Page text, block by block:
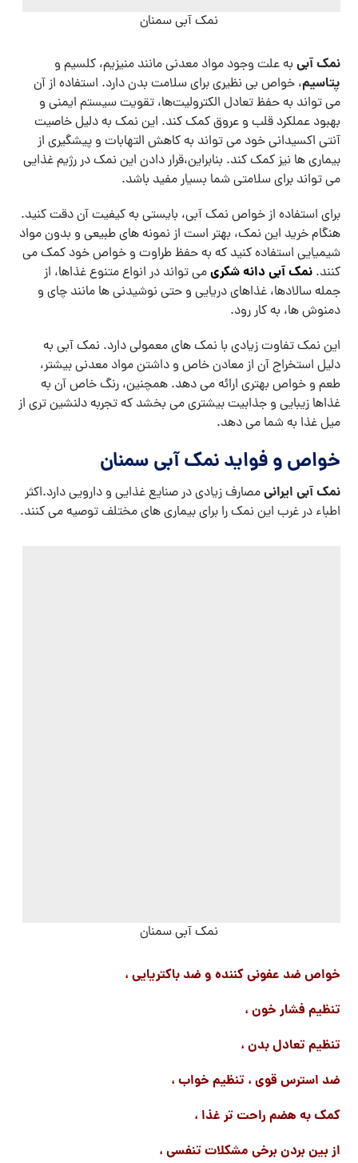
نمک آبی سمنان
نمک آبی به علت وجود مواد معدنی مانند منیزیم، کلسیم و
پتاسیم، خواص بی ‌نظیری برای سلامت بدن دارد. استفاده از آن
می ‌تواند به حفظ تعادل الکترولیت‌ها، تقویت سیستم ایمنی و
بهبود عملکرد قلب و عروق کمک کند. این نمک به دلیل خاصیت
آنتی ‌اکسیدانی خود می ‌تواند به کاهش التهابات و پیشگیری از
بیماری‌ ها نیز کمک کند. بنابراین،قرار دادن این نمک در رژیم غذایی
می ‌تواند برای سلامتی شما بسیار مفید باشد.
برای استفاده از خواص نمک آبی، بایستی به کیفیت آن دقت کنید.
هنگام خرید این نمک، بهتر است از نمونه‌ های طبیعی و بدون مواد
شیمیایی استفاده کنید که به حفظ طراوت و خواص خود کمک می‌
کنند.نمک آبی دانه شکریمی‌ تواند در انواع متنوع غذاها، از
جمله سالادها، غذاهای دریایی و حتی نوشیدنی‌ ها مانند چای و
دمنوش ‌ها، به کار رود.
این نمک تفاوت زیادی با نمک‌ های معمولی دارد. نمک آبی به
دلیل استخراج آن از معادن خاص و داشتن مواد معدنی بیشتر،
طعم و خواص بهتری ارائه می‌ دهد. همچنین، رنگ خاص آن به
غذاها زیبایی و جذابیت بیشتری می‌ بخشد که تجربه دلنشین تری از
میل غذا به شما می‌ دهد.
خواص و فواید نمک آبی سمنان
نمک آبی ایرانیمصارف زیادی در صنایع غذایی و دارویی دارد.اکثر
اطباء در غرب این نمک را برای بیماری های مختلف توصیه می کنند.
نمک آبی سمنان
خواص ضد عفونی کننده و ضد باکتریایی ،
تنظیم فشار خون ،
تنظیم تعادل بدن ،
ضد استرس قوی ، تنظیم خواب ،
کمک به هضم راحت تر غذا ،
از بین بردن برخی مشکلات تنفسی ،